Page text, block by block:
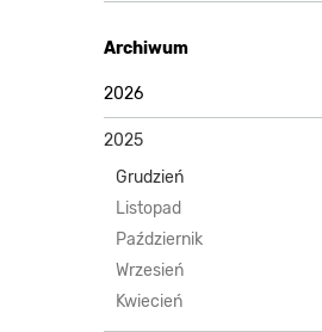
Archiwum
2026
2025
Grudzień
Listopad
Październik
Wrzesień
Kwiecień